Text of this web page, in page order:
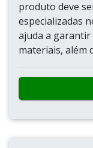
produto deve
especializadas
ajuda a garantir
materiais, além